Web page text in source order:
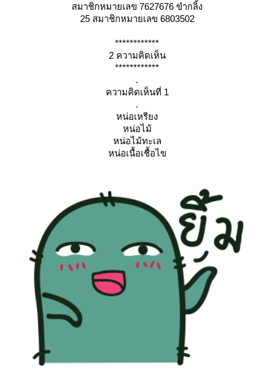
สมาชิกหมายเลข 7627676 ขำกลิ้ง
25 สมาชิกหมายเลข 6803502
************
2 ความคิดเห็น
************
.
ความคิดเห็นที่ 1
.
หน่อเหรียง
หน่อไม้
หน่อไม้ทะเล
หน่อเนื้อเชื้อไข